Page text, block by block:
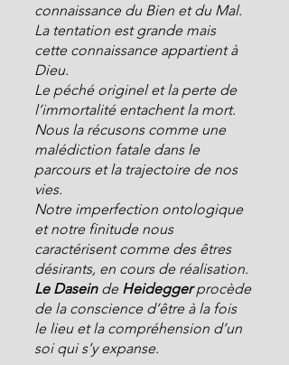
connaissance du Bien et du Mal.
La tentation est grande mais
cette connaissance appartient à
Dieu.
Le péché originel et la perte de
l’immortalité entachent la mort.
Nous la récusons comme une
malédiction fatale dans le
parcours et la trajectoire de nos
vies.
Notre imperfection ontologique
et notre finitude nous
caractérisent comme des êtres
désirants, en cours de réalisation.
Le Dasein de Heidegger procède
de la conscience d’être à la fois
le lieu et la compréhension d’un
soi qui s’y expanse.